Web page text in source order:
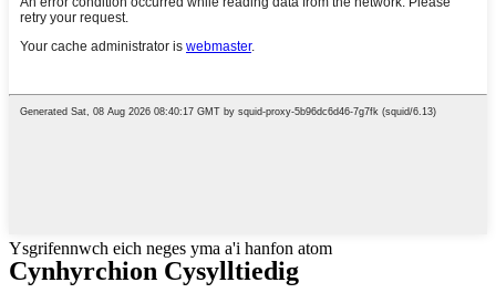
Ysgrifennwch eich neges yma a'i hanfon atom
Cynhyrchion Cysylltiedig